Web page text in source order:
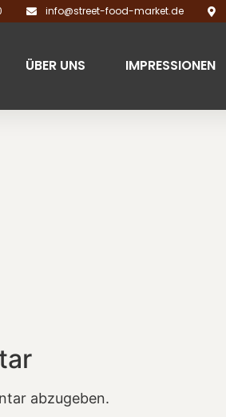
info@street-food-market.de
ÜBER UNS IMPRESSIONEN
abzugeben.